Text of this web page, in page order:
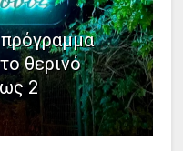
θερινό
2